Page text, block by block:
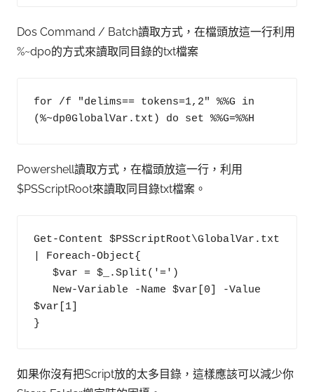
Dos Command / Batch讀取方式，在檔頭放這一行利用
%~dp0的方式來讀取同目錄的txt檔案
for /f "delims== tokens=1,2" %%G in
(%~dp0GlobalVar.txt) do set %%G=%%H
Powershell讀取方式，在檔頭放這一行，利用
$PSScriptRoot來讀取同目錄txt檔案。
Get-Content $PSScriptRoot\GlobalVar.txt
| Foreach-Object{
$var[1]
}
如果你沒有把Script放的太多目錄，這樣應該可以減少你